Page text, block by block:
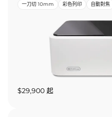
一刀切 10mm 彩色列印 自動對焦
$29,900 起